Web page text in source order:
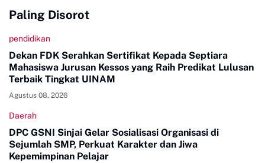
Paling Disorot
pendidikan
Dekan FDK Serahkan Sertifikat Kepada Septiara
Mahasiswa Jurusan Kessos yang Raih Predikat Lulusan
Terbaik Tingkat UINAM
Agustus 08, 2026
Daerah
DPC GSNI Sinjai Gelar Sosialisasi Organisasi di
Sejumlah SMP, Perkuat Karakter dan Jiwa
Kepemimpinan Pelajar